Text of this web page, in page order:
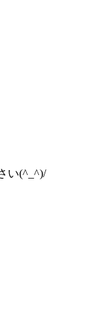
い(^_^)/